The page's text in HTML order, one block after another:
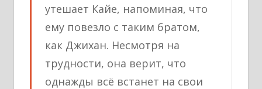
утешает Кайе, напоминая, что
ему повезло с таким братом,
как Джихан. Несмотря на
трудности, она верит, что
однажды всё встанет на свои